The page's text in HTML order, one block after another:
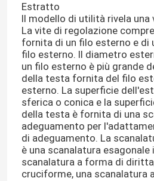
Estratto
Il modello di utilità rivela una
La vite di regolazione
fornita di un filo esterno e di
filo esterno. Il diametro
un filo esterno è più grande
della testa fornita del filo
esterno. La superficie
sferica o conica e la
della testa è fornita di una
adeguamento per
di adeguamento. La
è una scanalatura esagonale
scanalatura a forma di
cruciforme, una scanalatura